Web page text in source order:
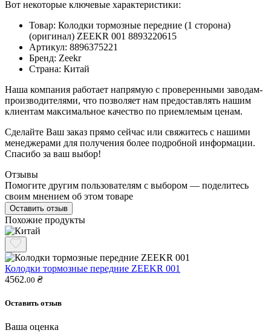
Вот некоторые ключевые характеристики:
Товар: Колодки тормозные передние (1 сторона)
(оригинал) ZEEKR 001 8893220615
Артикул: 8896375221
Бренд: Zeekr
Страна: Китай
Наша компания работает напрямую с проверенными заводам-
производителями, что позволяет нам предоставлять нашим
клиентам максимальное качество по приемлемым ценам.
Сделайте Ваш заказ прямо сейчас или свяжитесь с нашими
менеджерами для получения более подробной информации.
Спасибо за ваш выбор!
Отзывы
Помогите другим пользователям с выбором — поделитесь
своим мнением об этом товаре
Оставить отзыв
Похожие продукты
Колодки тормозные передние ZEEKR 001
4562.00 ₴
Оставить отзыв
Ваша оценка